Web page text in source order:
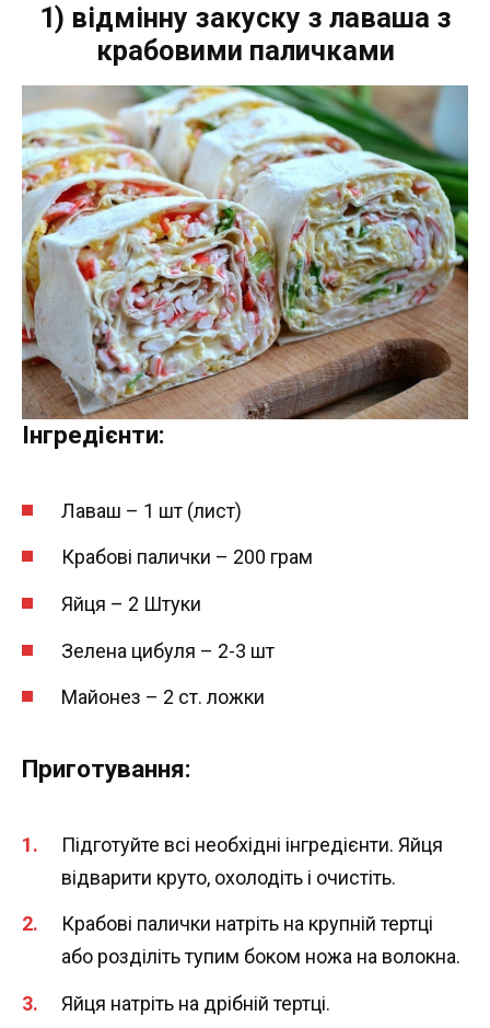
1) відмінну закуску з лаваша з
крабовими паличками
Інгредієнти:
Лаваш – 1 шт (лист)
Крабові палички – 200 грам
Яйця – 2 Штуки
Зелена цибуля – 2-3 шт
Майонез – 2 ст. ложки
Приготування:
Підготуйте всі необхідні інгредієнти. Яйця
відварити круто, охолодіть і очистіть.
Крабові палички натріть на крупній тертці
або розділіть тупим боком ножа на волокна.
Яйця натріть на дрібній тертці.